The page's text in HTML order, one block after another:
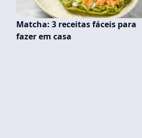
Matcha: 3 receitas fáceis para
fazer em casa